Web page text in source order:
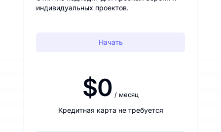
индивидуальных проектов.
Начать
$0 / месяц
Кредитная карта не требуется